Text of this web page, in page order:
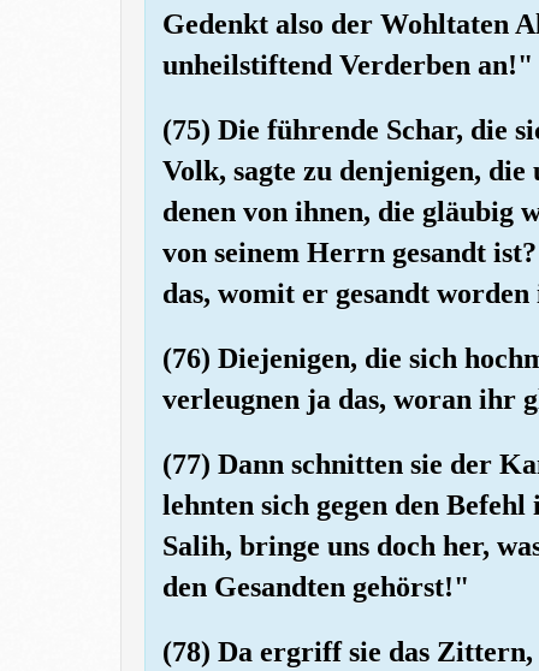
Gedenkt also der Wohltaten
unheilstiftend Verderben an!"
(75) Die führende Schar, die
Volk, sagte zu denjenigen,
denen von ihnen, die
von seinem Herrn gesandt
das, womit er gesandt
(76) Diejenigen, die sich
verleugnen ja das, woran ihr
(77) Dann schnitten sie der
lehnten sich gegen den
Salih, bringe uns doch her,
den Gesandten gehörst!"
(78) Da ergriff sie das